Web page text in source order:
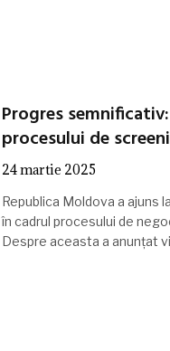
Progres
procesului de
24 martie 2025
Republica Moldova a ajuns
în cadrul procesului de
Despre aceasta a anunțat